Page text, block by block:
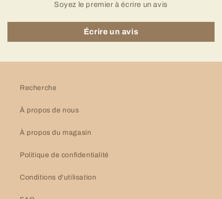
Soyez le premier à écrire un avis
Écrire un avis
Recherche
À propos de nous
À propos du magasin
Politique de confidentialité
Conditions d'utilisation